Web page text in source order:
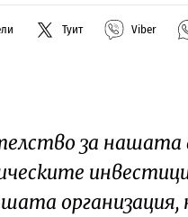
Туит Viber
за
организация,